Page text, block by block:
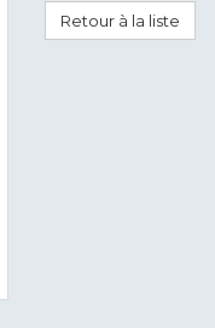
Retour à la liste